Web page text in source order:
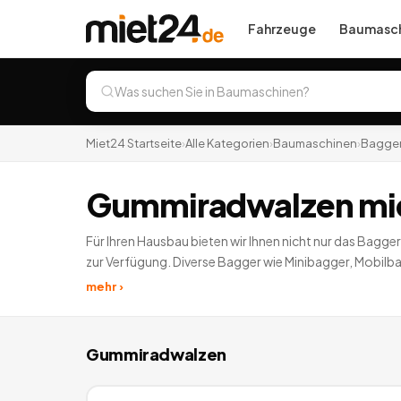
Fahrzeuge
Miet24 Startseite›Alle Kategorien›Baumaschinen›
Gummiradwalzen
Für Ihren Hausbau bieten wir Ihnen nicht nur das
zur Verfügung. Diverse Bagger wie Minibagger,
Unterkategorien zum Thema Baumaschinen mieten
mehr ›
Gummiradwalzen